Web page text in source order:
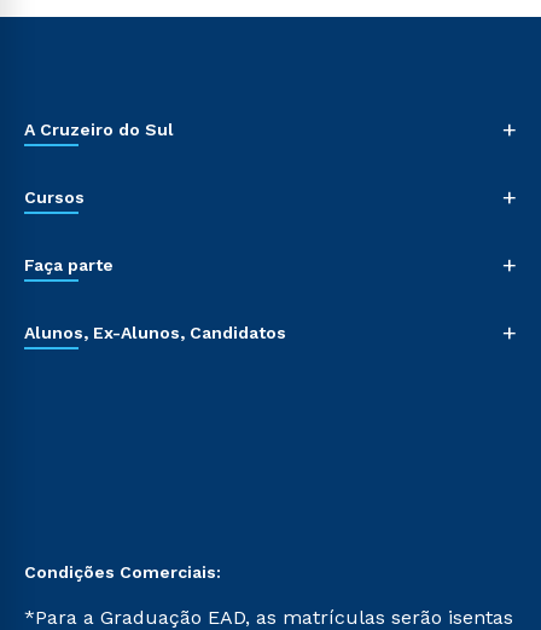
A Cruzeiro do Sul +
Cursos +
Faça parte +
Alunos, Ex-Alunos, Candidatos +
Condições Comerciais:
*Para a Graduação EAD, as matrículas serão isentas